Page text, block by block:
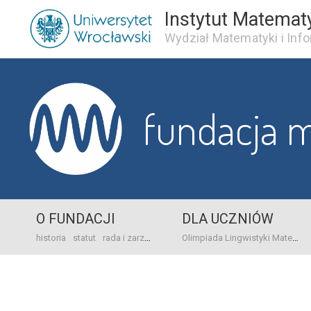
Instytut
Wydział Matematyki i
fundacja
O FUNDACJI
historia statut rada i zarząd dane bankowo-adresowe kontakt
DLA UCZNIÓW
Olimpiada Lingwistyki Matematycznej